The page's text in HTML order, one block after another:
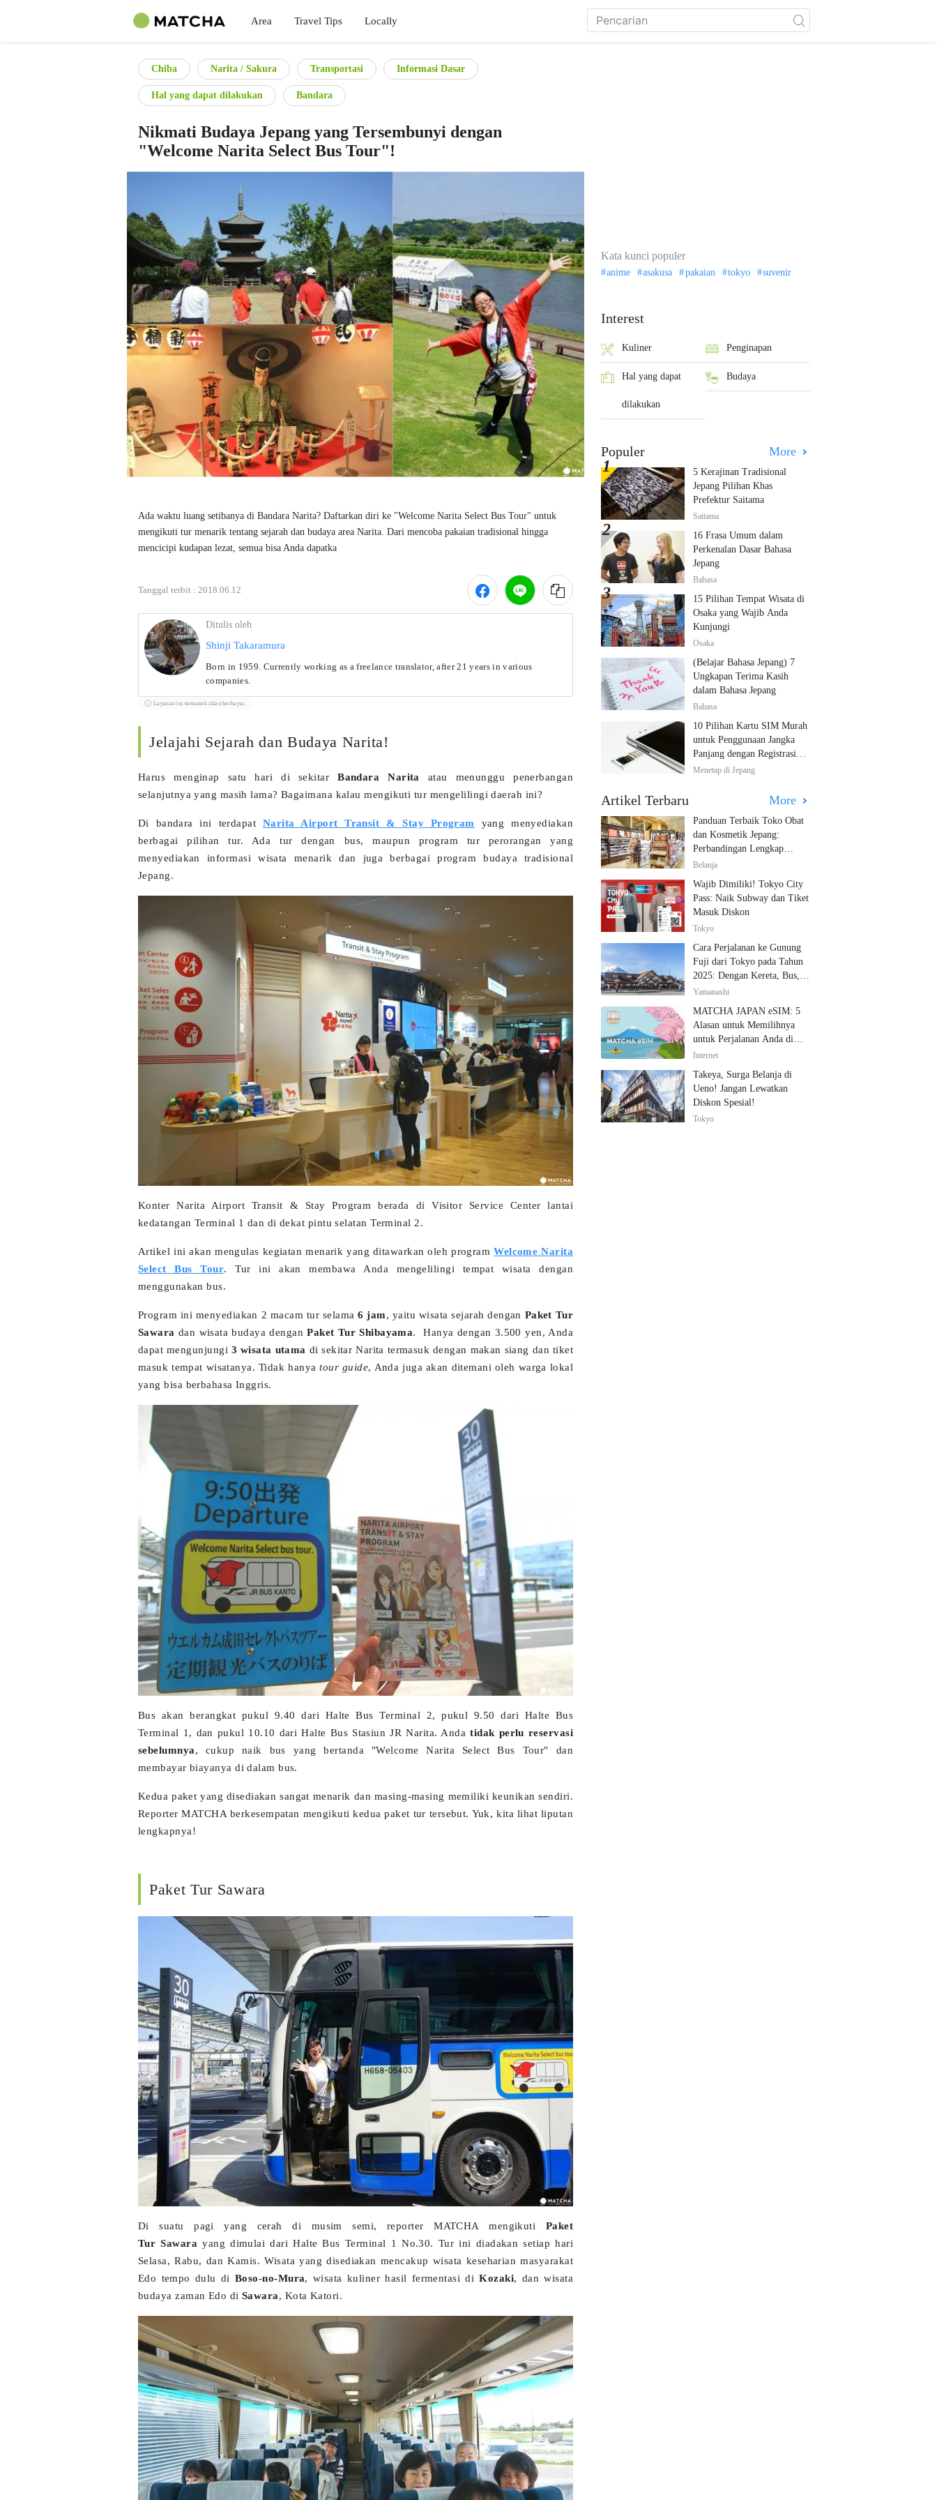
Area Travel Tips Locally
Chiba Narita / Sakura Transportasi Informasi Dasar
Hal yang dapat dilakukan Bandara
Nikmati Budaya Jepang yang Tersembunyi dengan
"Welcome Narita Select Bus Tour"!
Ada waktu luang setibanya di Bandara Narita? Daftarkan diri ke "Welcome Narita Select Bus Tour" untuk
mengikuti tur menarik tentang sejarah dan budaya area Narita. Dari mencoba pakaian tradisional hingga
mencicipi kudapan lezat, semua bisa Anda dapatka
Tanggal terbit : 2018.06.12
Ditulis oleh
Shinji Takaramura
Born in 1959. Currently working as a freelance translator, after 21 years in various
companies.
Layanan ini termasuk iklan berbayar.
Jelajahi Sejarah dan Budaya Narita!
Harus menginap satu hari di sekitar Bandara Narita atau menunggu penerbangan
selanjutnya yang masih lama? Bagaimana kalau mengikuti tur mengelilingi daerah ini?
Di bandara ini terdapat Narita Airport Transit & Stay Program
yang menyediakan
berbagai pilihan tur. Ada tur dengan bus, maupun program tur perorangan yang
menyediakan informasi wisata menarik dan juga berbagai program budaya tradisional
Jepang.
Konter Narita Airport Transit & Stay Program berada di Visitor Service Center lantai
kedatangan Terminal 1 dan di dekat pintu selatan Terminal 2.
Artikel ini akan mengulas kegiatan menarik yang ditawarkan oleh programWelcome Narita
Select Bus Tour. Tur ini akan membawa Anda mengelilingi tempat wisata dengan
menggunakan bus.
Program ini menyediakan 2 macam tur selama6 jam, yaitu wisata sejarah dengan Paket Tur
Sawara dan wisata budaya denganPaket Tur Shibayama. Hanya dengan 3.500 yen, Anda
dapat mengunjungi 3 wisata utama di sekitar Narita termasuk dengan makan siang dan tiket
masuk tempat wisatanya. Tidak hanyatour guide, Anda juga akan ditemani oleh warga lokal
yang bisa berbahasa Inggris.
Bus akan berangkat pukul 9.40 dari Halte Bus Terminal 2, pukul 9.50 dari Halte Bus
Terminal 1, dan pukul 10.10 dari Halte Bus Stasiun JR Narita. Andatidak perlu reservasi
sebelumnya, cukup naik bus yang bertanda "Welcome Narita Select Bus Tour" dan
membayar biayanya di dalam bus.
Kedua paket yang disediakan sangat menarik dan masing-masing memiliki keunikan sendiri.
Reporter MATCHA berkesempatan mengikuti kedua paket tur tersebut. Yuk, kita lihat liputan
lengkapnya!
Paket Tur Sawara
Di suatu pagi yang cerah di musim semi, reporter MATCHA mengikuti Paket
Tur Sawara yang dimulai dari Halte Bus Terminal 1 No.30. Tur ini diadakan setiap hari
Selasa, Rabu, dan Kamis. Wisata yang disediakan mencakup wisata keseharian masyarakat
Edo tempo dulu diBoso-no-Mura, wisata kuliner hasil fermentasi diKozaki, dan wisata
budaya zaman Edo di Sawara, Kota Katori.
Kata kunci populer
anime asakusa pakaian tokyo suvenir
Interest
Kuliner Penginapan
Hal yang dapat
dilakukan
Budaya
Populer More
5 Kerajinan Tradisional
Jepang Pilihan Khas
Prefektur Saitama
Saitama
16 Frasa Umum dalam
Perkenalan Dasar Bahasa
Jepang
Bahasa
15 Pilihan Tempat Wisata di
Osaka yang Wajib Anda
Kunjungi
Osaka
(Belajar Bahasa Jepang) 7
Ungkapan Terima Kasih
dalam Bahasa Jepang
Bahasa
10 Pilihan Kartu SIM Murah
untuk Penggunaan Jangka
Panjang dengan Registrasi
Multibahasa!
Menetap di Jepang
Artikel Terbaru More
Panduan Terbaik Toko Obat
dan Kosmetik Jepang:
Perbandingan Lengkap
Diskon dari 12 Toko Farmasi
Belanja
Wajib Dimiliki! Tokyo City
Pass: Naik Subway dan Tiket
Masuk Diskon
Tokyo
Cara Perjalanan ke Gunung
Fuji dari Tokyo pada Tahun
2025: Dengan Kereta, Bus,
dan Mobil
Yamanashi
MATCHA JAPAN eSIM: 5
Alasan untuk Memilihnya
untuk Perjalanan Anda di
Jepang
Internet
Takeya, Surga Belanja di
Ueno! Jangan Lewatkan
Diskon Spesial!
Tokyo